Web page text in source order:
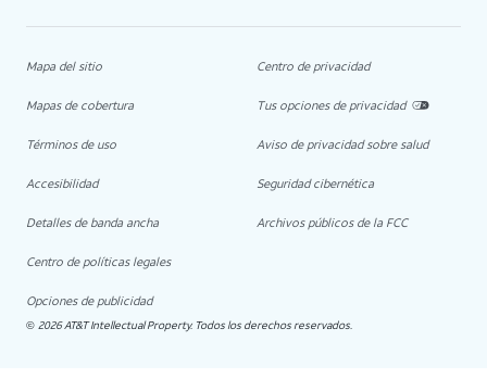
Mapa del sitio
Mapas de cobertura
Términos de uso
Accesibilidad
Detalles de banda ancha
Centro de políticas legales
Opciones de publicidad
Centro de privacidad
Tus opciones de privacidad
Aviso de privacidad sobre salud
Seguridad cibernética
Archivos públicos de la FCC
© 2026 AT&T Intellectual Property. Todos los derechos reservados.